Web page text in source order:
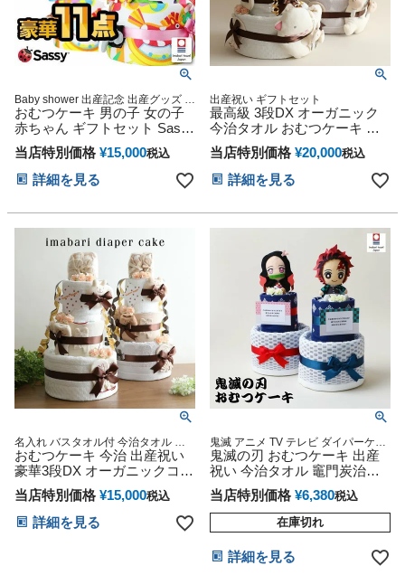
Baby shower 出産記念 出産グッズ 出
産祝い
おむつケーキ 男の子 女の子
赤ちゃん ギフトセット Sassy
サッシー DX 3段 豪華 11点 思
い出 赤ちゃん 子供 出産 マタ
ニティ フォト パパ ママ ベイ
ビー お父さん お母さん クリ
ギフトセット 人気 端午の節
句 ひな祭り 男の子 女の子
当店特別価格 ¥15,000税込
詳細を見る
出産祝い ギフトセット
最高級 3段DX オーガニック
今治タオル おむつケーキ 思
い出 赤ちゃん 子供 出産 マタ
ニティ マタニティフォト パ
パ ママ ベイビー お父さん お
母さん クリスマス ハロウィ
当店特別価格 ¥20,000税込
詳細を見る
名入れ バスタオル付 今治タオル オ
ーガニック 妊娠祝い 出産祝い おむ
つケーキ
おむつケーキ 今治 出産祝い
豪華3段DX オーガニックコッ
トン 日本製 名前入り バスタ
オル オムツケーキ 男の子 女
の子 乳幼児 ベビー ダイパー
ケーキ ひな祭り 思い出 赤ち
当店特別価格 ¥15,000税込
詳細を見る
鬼滅 アニメ TV テレビ ダイパーケー
キ 豪華 赤ちゃん 専門
鬼滅の刃 おむつケーキ 出産
祝い 今治タオル 竈門炭治郎
竈門禰豆子 冨岡義勇 我妻善
逸 胡蝶しのぶ 煉獄杏寿郎 宇
髄天元 嘴平伊之助 吾峠呼世
晴 ぬいぐるみ
当店特別価格 ¥6,380税込
在庫切れ
詳細を見る